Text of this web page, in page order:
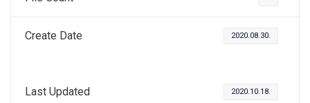
Create Date 2020.08.30.
Last Updated 2020.10.18.